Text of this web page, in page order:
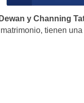
y Channing
tienen